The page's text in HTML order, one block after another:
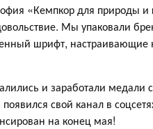
«Кемпкор для природы
Мы упаковали
шрифт, настраивающие
и заработали медали
свой канал в
на конец мая!